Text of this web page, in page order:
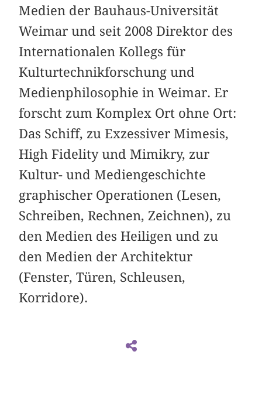
Medien der Bauhaus-Universität
Weimar und seit 2008 Direktor des
Internationalen Kollegs für
Kulturtechnikforschung und
Medienphilosophie in Weimar. Er
forscht zum Komplex Ort ohne Ort:
Das Schiff, zu Exzessiver Mimesis,
High Fidelity und Mimikry, zur
Kultur- und Mediengeschichte
graphischer Operationen (Lesen,
Schreiben, Rechnen, Zeichnen), zu
den Medien des Heiligen und zu
den Medien der Architektur
(Fenster, Türen, Schleusen,
Korridore).